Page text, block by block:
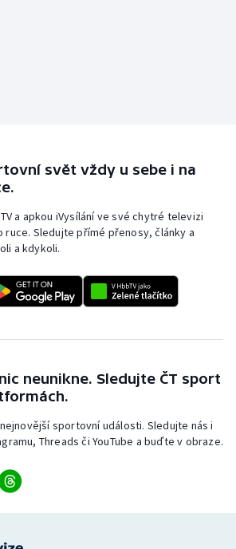
svět vždy u sebe i na
a apkou iVysílání ve své chytré televizi
ruce. Sledujte přímé přenosy, články a
a kdykoli.
neunikne. Sledujte ČT sport
sportovní události. Sledujte nás i
Threads či YouTube a buďte v obraze.